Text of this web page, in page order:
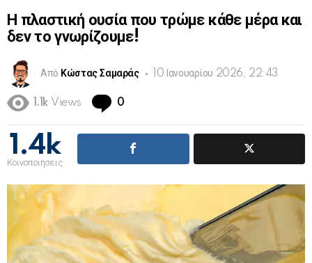
Η πλαστική ουσία που τρώμε κάθε μέρα και
δεν το γνωρίζουμε!
Από Κώστας Σαμαράς 10 Ιανουαρίου 2026, 22:43
1.1k Views 0
1.4k
Κοινοποιήσεις